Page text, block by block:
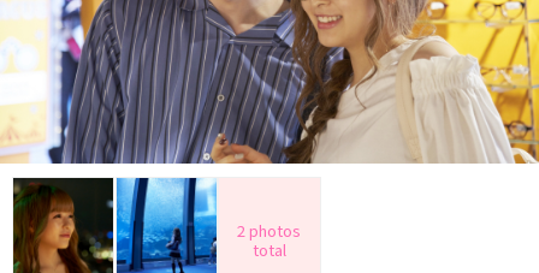
2 photos
total